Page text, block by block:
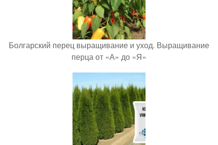
Болгарский перец выращивание и уход. Выращивание
перца от «А» до «Я»